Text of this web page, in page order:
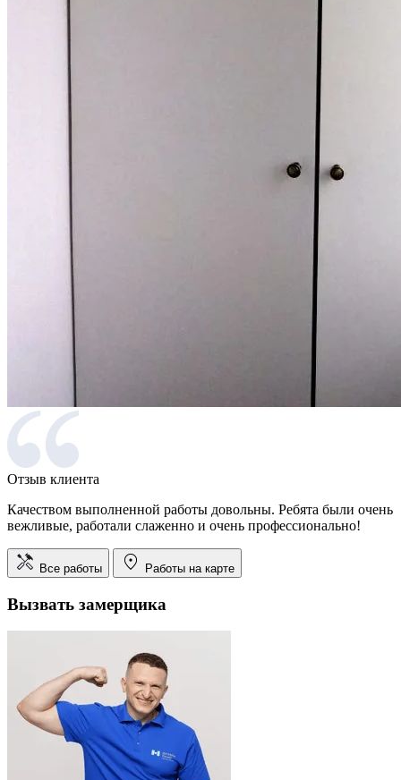
Отзыв клиента
Качеством выполненной работы довольны. Ребята были очень
вежливые, работали слаженно и очень профессионально!
Все работы Работы на карте
Вызвать замерщика